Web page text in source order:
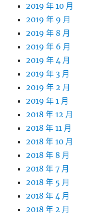
2019 年 10 月
2019 年 9 月
2019 年 8 月
2019 年 6 月
2019 年 4 月
2019 年 3 月
2019 年 2 月
2019 年 1 月
2018 年 12 月
2018 年 11 月
2018 年 10 月
2018 年 8 月
2018 年 7 月
2018 年 5 月
2018 年 4 月
2018 年 2 月